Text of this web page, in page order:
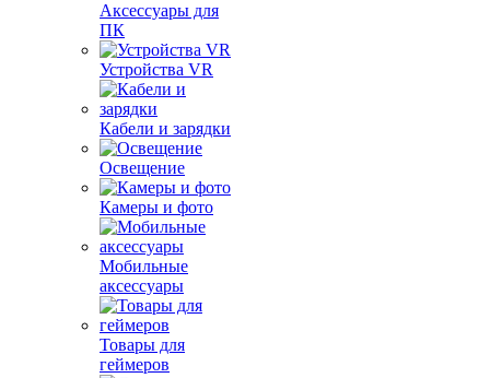
Аксессуары для
ПК
Устройства VR
Кабели и зарядки
Освещение
Камеры и фото
Мобильные
аксессуары
Товары для
геймеров